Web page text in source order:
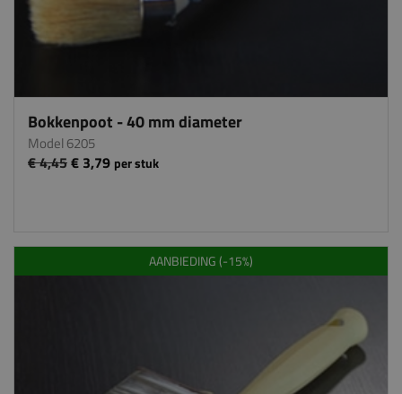
Bokkenpoot - 40 mm diameter
Model 6205
€ 4,45€ 3,79 per stuk
AANBIEDING (-15%)